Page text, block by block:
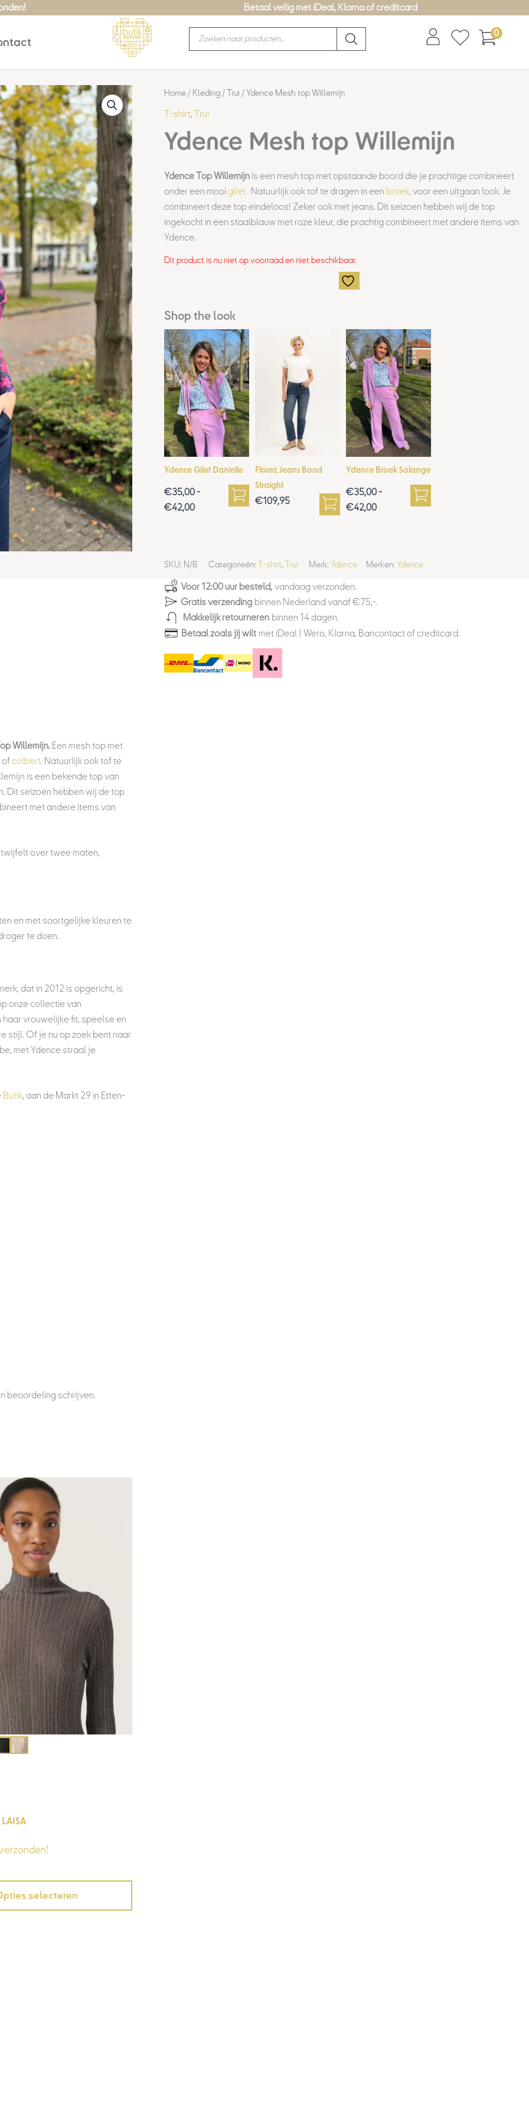
Betaal veilig met iDeal, Klarna of creditcard
Producten
zoeken
0
Home/ Kleding/Trui / Ydence Mesh top Willemijn
T-shirt, Trui
Ydence Mesh top Willemijn
Ydence Top Willemijnis een mesh top met opstaande boord die je prachtige combineert
onder een mooi gilet. Natuurlijk ook tof te dragen in een broek, voor een uitgaan look. Je
combineert deze top eindeloos! Zeker ook met jeans. Dit seizoen hebben wij de top
ingekocht in een staalblauw met roze kleur, die prachtig combineert met andere items van
Ydence.
Dit product is nu niet op voorraad en niet beschikbaar.
Shop the look
Ydence Gilet Danielle
€35,00-
€42,00
Prijsklasse:
€35,00
tot
€42,00
Florez Jeans Bond
Straight
€109,95
Ydence Broek Solange
€35,00-
€42,00
Prijsklasse:
€35,00
tot
€42,00
SKU: N/B Categorieën: T-shirt, Trui Merk: Ydence Merken: Ydence
Voor 12:00 uur besteld, vandaag verzonden.
Gratis verzending binnen Nederland vanaf €75,-.
Makkelijk retourneren binnen 14 dagen.
Betaal zoals jij wilt met iDeal | Wero, Klarna, Bancontact of creditcard.
Willemijn. Een mesh top met
ofcolbert. Natuurlijk ook tof te
is een bekende top van
Dit seizoen hebben wij de top
met andere items van
over twee maten,
en met soortgelijke kleuren te
te doen.
dat in 2012 is opgericht, is
onze collectie van
vrouwelijke fit, speelse en
stijl. Of je nu op zoek bent naar
met Ydence straal je
Butik, aan de Markt 29 in Etten-
beoordeling schrijven.
selecteren